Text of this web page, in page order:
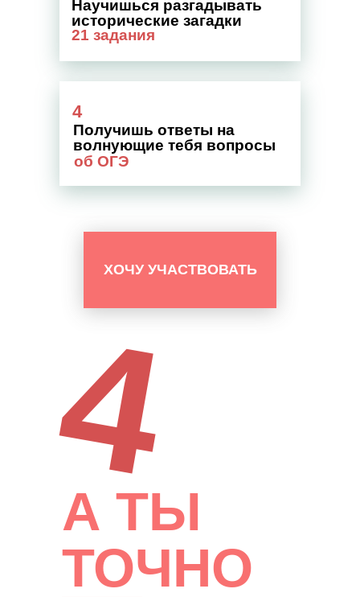
4
Научишься разгадывать
исторические загадки
Получишь ответы на
волнующие тебя вопросы
об ОГЭ
ХОЧУ УЧАСТВОВАТЬ
21 задания
4
А ТЫ
ТОЧНО